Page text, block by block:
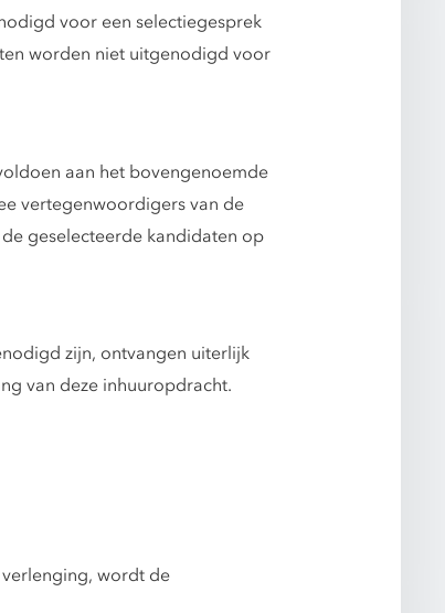
voor een selectiegesprek
worden niet uitgenodigd voor
aan het bovengenoemde
vertegenwoordigers van de
geselecteerde kandidaten op
zijn, ontvangen uiterlijk
van deze inhuuropdracht.
wordt de